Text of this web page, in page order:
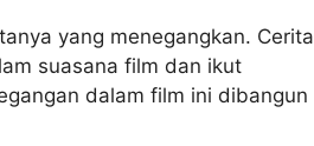
yang menegangkan. Cerita
suasana film dan ikut
dalam film ini dibangun